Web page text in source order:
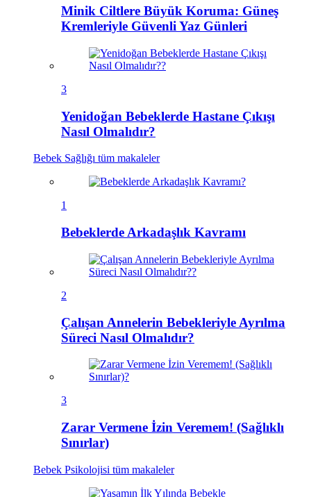
Minik Ciltlere Büyük Koruma: Güneş
Kremleriyle Güvenli Yaz Günleri
3
Yenidoğan Bebeklerde Hastane Çıkışı
Nasıl Olmalıdır?
Bebek Sağlığı tüm makaleler
1
Bebeklerde Arkadaşlık Kavramı
2
Çalışan Annelerin Bebekleriyle Ayrılma
Süreci Nasıl Olmalıdır?
3
Zarar Vermene İzin Veremem! (Sağlıklı
Sınırlar)
Bebek Psikolojisi tüm makaleler